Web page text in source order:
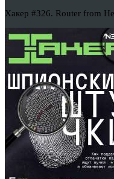
Хакер #326. Router from